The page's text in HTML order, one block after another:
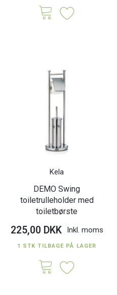
Kela
DEMO Swing
toiletrulleholder med
toiletbørste
225,00 DKK Inkl. moms
1 STK TILBAGE PÅ LAGER